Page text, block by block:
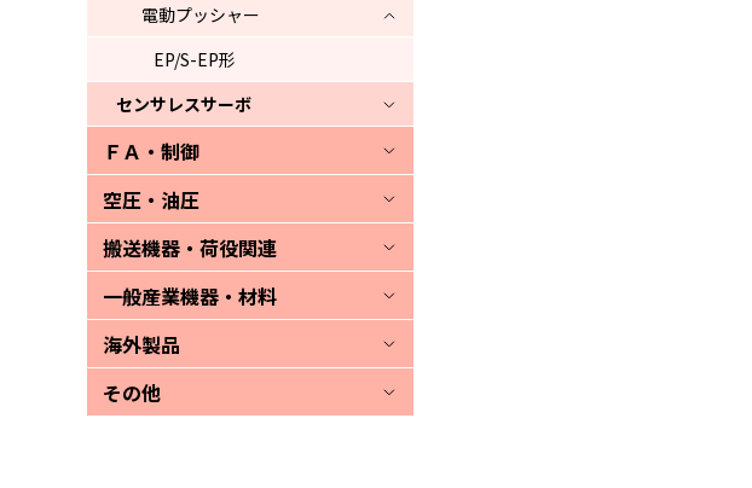
電動プッシャー
EP/S-EP形
センサレスサーボ
ＦＡ・制御
空圧・油圧
搬送機器・荷役関連
一般産業機器・材料
海外製品
その他